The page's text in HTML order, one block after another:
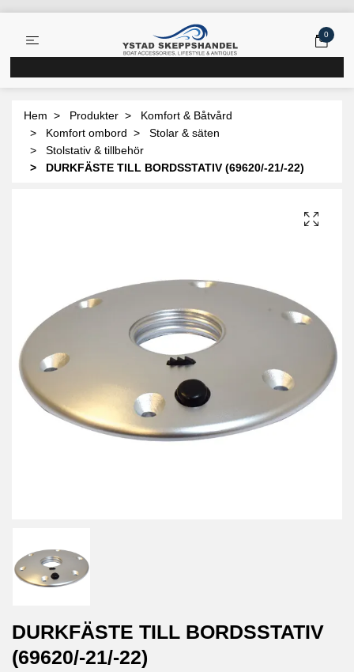
0
Hem Produkter
Komfort & Båtvård
Komfort ombord
Stolar & säten
Stolstativ & tillbehör
DURKFÄSTE TILL BORDSSTATIV (69620/-21/-22)
DURKFÄSTE TILL BORDSSTATIV
(69620/-21/-22)